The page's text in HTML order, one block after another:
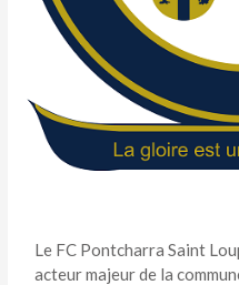
Le FC Pontcharra Saint
acteur majeur de la